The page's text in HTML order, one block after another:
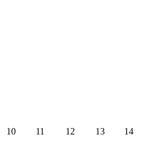
10 11 12 13 14